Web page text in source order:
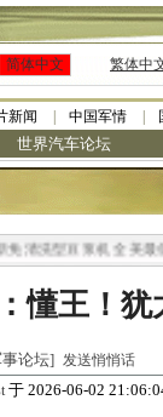
简体中文 繁体中
新闻 中国军情
世界汽车论坛
清洗型豆浆机 全美最低
懂王！犹
论坛] 发送悄悄话
于 2026-06-02